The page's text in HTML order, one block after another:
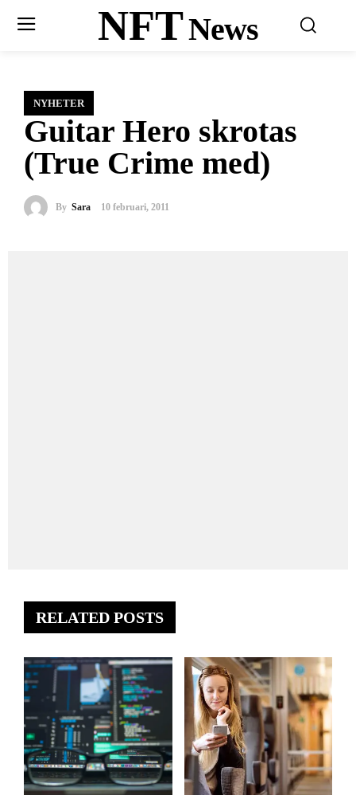
NFTNews
NYHETER
Guitar Hero skrotas
(True Crime med)
By Sara 10 februari, 2011
RELATED POSTS